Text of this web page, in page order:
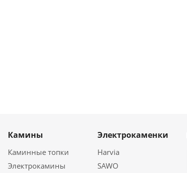
Камины
Каминные топки
Электрокамины
Электрокаменки
Harvia
SAWO